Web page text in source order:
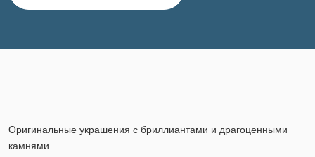
Оригинальные украшения с бриллиантами и драгоценными
камнями